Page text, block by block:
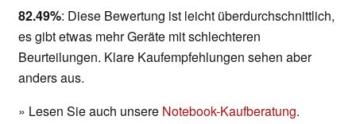
82.49%: Diese Bewertung ist leicht überdurchschnittlich,
es gibt etwas mehr Geräte mit schlechteren
Beurteilungen. Klare Kaufempfehlungen sehen aber
anders aus.
» Lesen Sie auch unsere Notebook-Kaufberatung.